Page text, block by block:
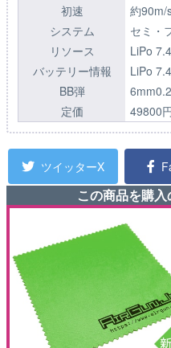
初速
約90m/
システム
セミ・
リソース
LiPo
バッテリー情報
LiPo
BB弾
定価
49800
ツイッターX
この商品を購